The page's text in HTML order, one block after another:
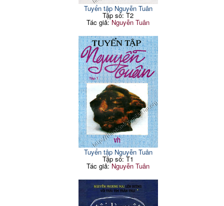
Tuyển tập Nguyễn Tuân
Tập số: T2
Tác giả:Nguyễn Tuân
Tuyển tập Nguyễn Tuân
Tập số: T1
Tác giả:Nguyễn Tuân